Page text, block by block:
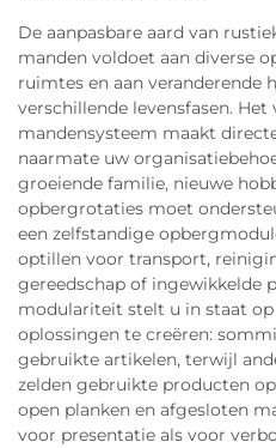
De aanpasbare aard van
manden voldoet aan diverse
ruimtes en aan veranderende
verschillende levensfasen.
mandensysteem maakt
naarmate uw
groeiende familie, nieuwe
opbergrotaties moet
een zelfstandige
optillen voor transport,
gereedschap of ingewikkelde
modulariteit stelt u in staat
oplossingen te creëren:
gebruikte artikelen, terwijl
zelden gebruikte producten
open planken en afgesloten
voor presentatie als voor